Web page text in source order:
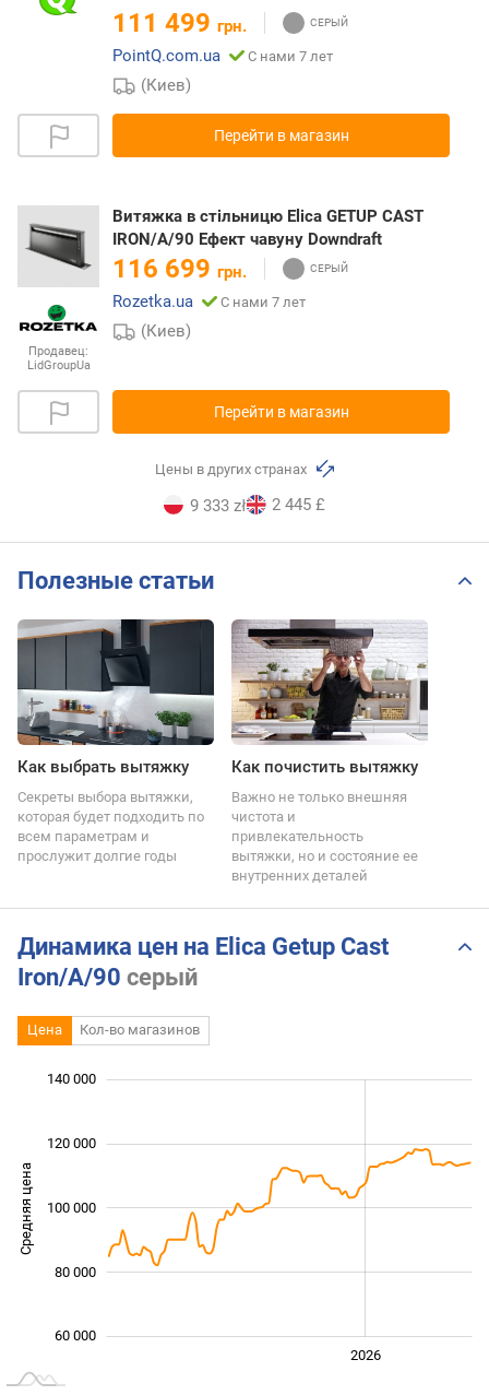
111 499 грн.
PointQ.com.ua
С нами 7 лет
(Киев)
Перейти в магазин
Продавец:
LidGroupUa
Витяжка в стільницю Elica GETUP CAST
IRON/A/90 Ефект чавуну Downdraft
116 699 грн.
Rozetka.ua
С нами 7 лет
(Киев)
Перейти в магазин
Цены в других странах
9 333 zł 2 445 £
Полезные статьи
Как выбрать вытяжку
Секреты выбора вытяжки,
которая будет подходить по
всем параметрам и
прослужит долгие годы
Как почистить вытяжку
Важно не только внешняя
чистота и
привлекательность
вытяжки, но и состояние ее
внутренних деталей
Динамика цен на Elica Getup Cast
Iron/A/90 серый
Цена Кол-во магазинов
Средняя цена 100 000
60 000
80 000
100 000
120 000
140 000
2026